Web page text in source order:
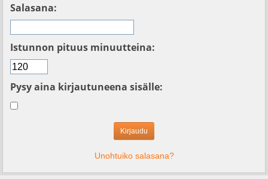
Salasana:
Istunnon pituus minuutteina:
Pysy aina kirjautuneena sisälle:
Unohtuiko salasana?